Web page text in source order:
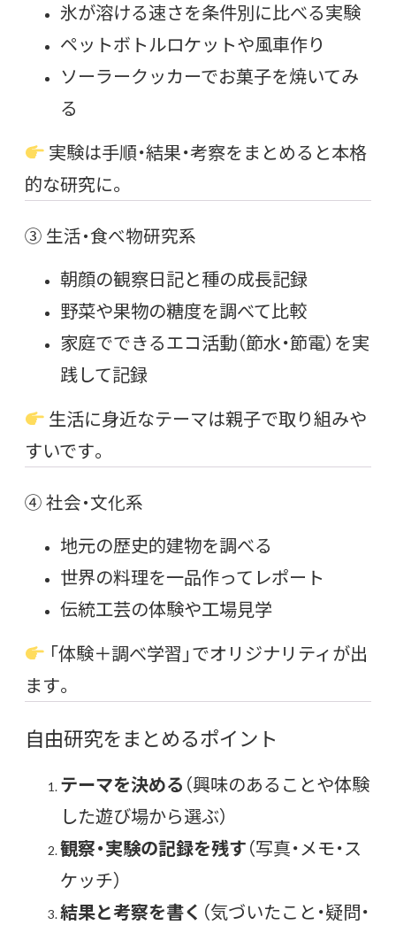
氷が溶ける速さを条件別に比べる実験
ペットボトルロケットや風車作り
ソーラークッカーでお菓子を焼いてみ
る
実験は手順・結果・考察をまとめると本格
的な研究に。
③ 生活・食べ物研究系
朝顔の観察日記と種の成長記録
野菜や果物の糖度を調べて比較
家庭でできるエコ活動（節水・節電）を実
践して記録
生活に身近なテーマは親子で取り組みや
すいです。
④ 社会・文化系
地元の歴史的建物を調べる
世界の料理を一品作ってレポート
伝統工芸の体験や工場見学
「体験＋調べ学習」でオリジナリティが出
ます。
自由研究をまとめるポイント
テーマを決める （興味のあることや体験
した遊び場から選ぶ）
観察・実験の記録を残す（写真・メモ・ス
ケッチ）
結果と考察を書く （気づいたこと・疑問・